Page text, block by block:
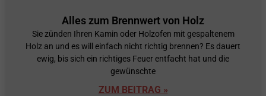
Alles zum Brennwert von Holz
Sie zünden Ihren Kamin oder Holzofen mit gespaltenem
Holz an und es will einfach nicht richtig brennen? Es dauert
ewig, bis sich ein richtiges Feuer entfacht hat und die
gewünschte
ZUM BEITRAG »